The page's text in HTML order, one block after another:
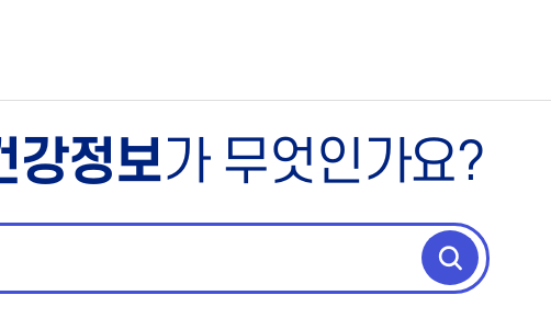
강정보가 무엇인가요?